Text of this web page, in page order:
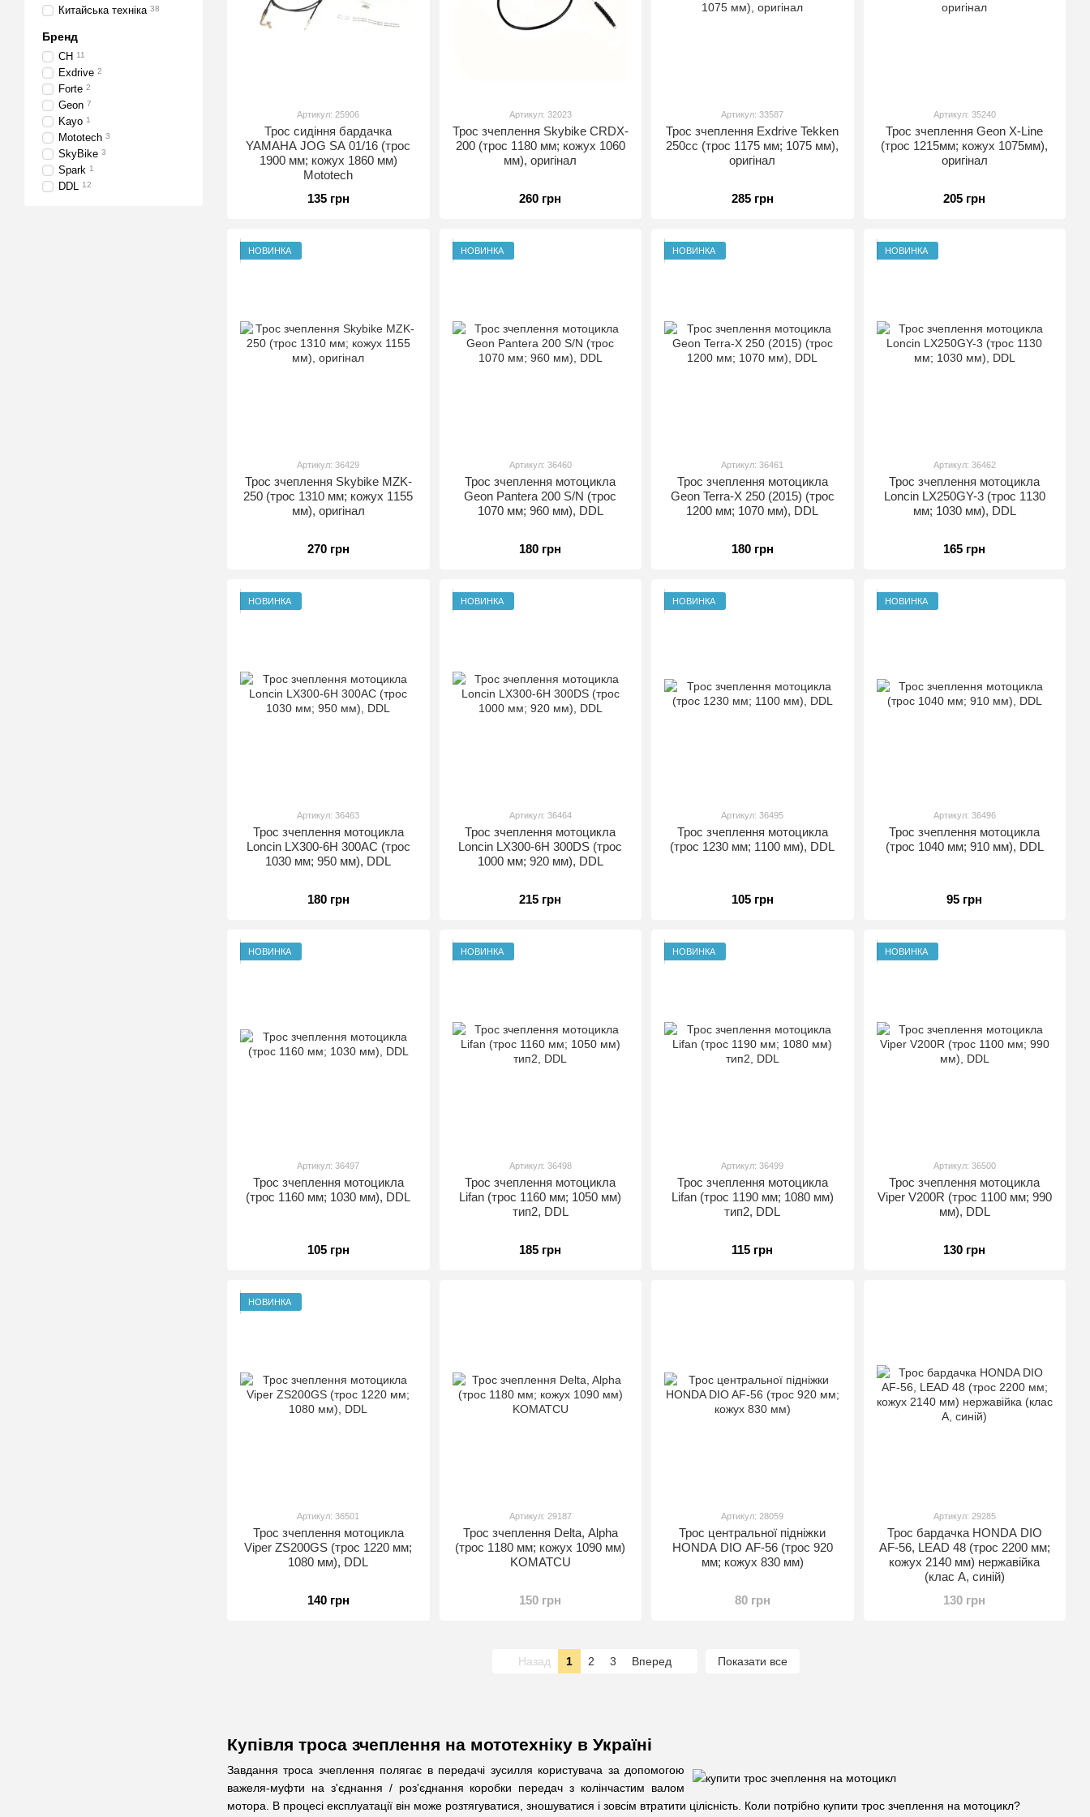
Купівля троса зчеплення на мототехніку в Україні
Завдання троса зчеплення полягає в передачі зусилля користувача за допомогою
важеля-муфти на з'єднання / роз'єднання коробки передач з колінчастим валом
мотора. В процесі експлуатації він може розтягуватися, зношуватися і зовсім втратити цілісність. Коли потрібно купити трос зчеплення на мотоцикл?
Артикул: 25906
Трос сидіння бардачка
YAMAHA JOG SA 01/16 (трос
1900 мм; кожух 1860 мм)
Mototech
135 грн
Артикул: 32023
Трос зчеплення Skybike CRDX-
200 (трос 1180 мм; кожух 1060
мм), оригінал
260 грн
Артикул: 33587
Трос зчеплення Exdrive Tekken
250cc (трос 1175 мм; 1075 мм),
оригінал
285 грн
Артикул: 35240
Трос зчеплення Geon X-Line
(трос 1215мм; кожух 1075мм),
оригінал
205 грн
НОВИНКА
Артикул: 36429
Трос зчеплення Skybike MZK-
250 (трос 1310 мм; кожух 1155
мм), оригінал
270 грн
НОВИНКА
Артикул: 36460
Трос зчеплення мотоцикла
Geon Pantera 200 S/N (трос
1070 мм; 960 мм), DDL
180 грн
НОВИНКА
Артикул: 36461
Трос зчеплення мотоцикла
Geon Terra-X 250 (2015) (трос
1200 мм; 1070 мм), DDL
180 грн
НОВИНКА
Артикул: 36462
Трос зчеплення мотоцикла
Loncin LX250GY-3 (трос 1130
мм; 1030 мм), DDL
165 грн
НОВИНКА
Артикул: 36463
Трос зчеплення мотоцикла
Loncin LX300-6H 300AC (трос
1030 мм; 950 мм), DDL
180 грн
НОВИНКА
Артикул: 36464
Трос зчеплення мотоцикла
Loncin LX300-6H 300DS (трос
1000 мм; 920 мм), DDL
215 грн
НОВИНКА
Артикул: 36495
Трос зчеплення мотоцикла
(трос 1230 мм; 1100 мм), DDL
105 грн
НОВИНКА
Артикул: 36496
Трос зчеплення мотоцикла
(трос 1040 мм; 910 мм), DDL
95 грн
НОВИНКА
Артикул: 36497
Трос зчеплення мотоцикла
(трос 1160 мм; 1030 мм), DDL
105 грн
НОВИНКА
Артикул: 36498
Трос зчеплення мотоцикла
Lifan (трос 1160 мм; 1050 мм)
тип2, DDL
185 грн
НОВИНКА
Артикул: 36499
Трос зчеплення мотоцикла
Lifan (трос 1190 мм; 1080 мм)
тип2, DDL
115 грн
НОВИНКА
Артикул: 36500
Трос зчеплення мотоцикла
Viper V200R (трос 1100 мм; 990
мм), DDL
130 грн
НОВИНКА
Артикул: 36501
Трос зчеплення мотоцикла
Viper ZS200GS (трос 1220 мм;
1080 мм), DDL
140 грн
Артикул: 29187
Трос зчеплення Delta, Alpha
(трос 1180 мм; кожух 1090 мм)
KOMATCU
150 грн
Артикул: 28059
Трос центральної підніжки
HONDA DIO AF-56 (трос 920
мм; кожух 830 мм)
80 грн
Артикул: 29285
Трос бардачка HONDA DIO
AF-56, LEAD 48 (трос 2200 мм;
кожух 2140 мм) нержавійка
(клас A, синій)
130 грн
Назад 1 2 3 Вперед Показати все
Китайська техніка 38
Бренд
CH 11
Exdrive 2
Forte 2
Geon 7
Kayo 1
Mototech 3
SkyBike 3
Spark 1
DDL 12